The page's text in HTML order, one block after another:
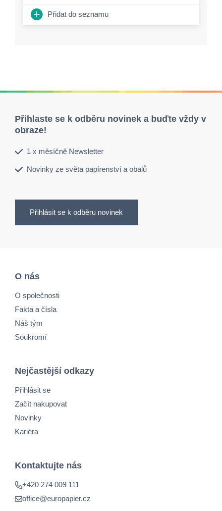
Přidat do seznamu
Přihlaste se k odběru novinek a buďte vždy v
obraze!
1 x měsíčně Newsletter
Novinky ze světa papírenství a obalů
Přihlásit se k odběru novinek
O nás
O společnosti
Fakta a čísla
Náš tým
Soukromí
Nejčastější odkazy
Přihlásit se
Začít nakupovat
Novinky
Kariéra
Kontaktujte nás
+420 274 009 111
office@europapier.cz